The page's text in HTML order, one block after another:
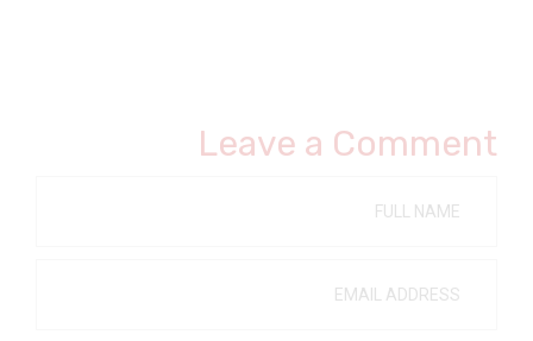
Leave a Comment